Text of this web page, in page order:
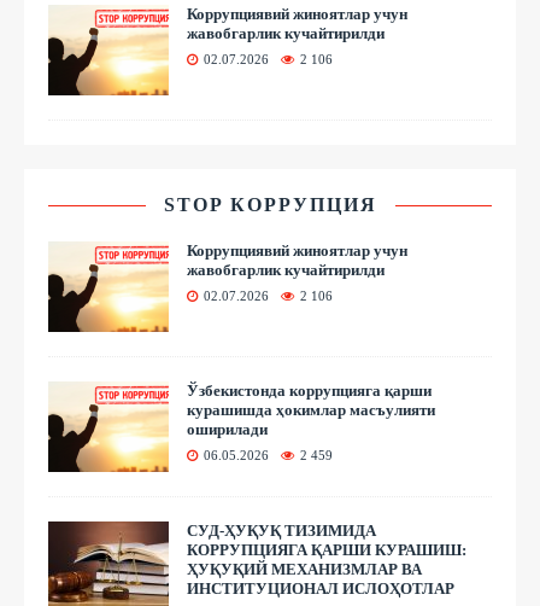
Коррупциявий жиноятлар учун
жавобгарлик кучайтирилди
02.07.2026 2 106
STOP КОРРУПЦИЯ
Коррупциявий жиноятлар учун
жавобгарлик кучайтирилди
02.07.2026 2 106
Ўзбекистонда коррупцияга қарши
курашишда ҳокимлар масъулияти
оширилади
06.05.2026 2 459
СУД-ҲУҚУҚ ТИЗИМИДА
КОРРУПЦИЯГА ҚАРШИ КУРАШИШ:
ҲУҚУҚИЙ МЕХАНИЗМЛАР ВА
ИНСТИТУЦИОНАЛ ИСЛОҲОТЛАР